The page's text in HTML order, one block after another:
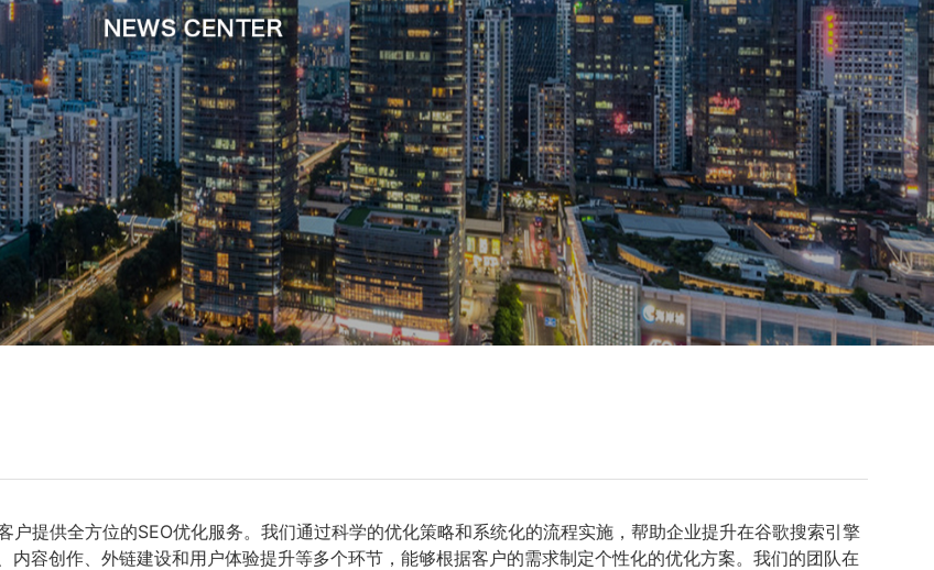
户提供全方位的SEO优化服务。我们通过科学的优化策略和系统化的流程实施，帮助企业提升在谷歌搜索引擎
容创作、外链建设和用户体验提升等多个环节，能够根据客户的需求制定个性化的优化方案。我们的团队在